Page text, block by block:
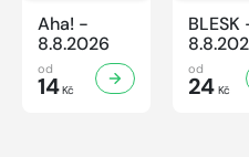
Aha! -
8.8.2026
od
14Kč
BLESK
od
24Kč